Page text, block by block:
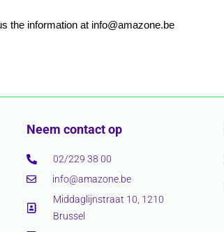
the information at info@amazone.be
Neem contact op
02/229 38 00
info@amazone.be
Middaglijnstraat 10, 1210
Brussel